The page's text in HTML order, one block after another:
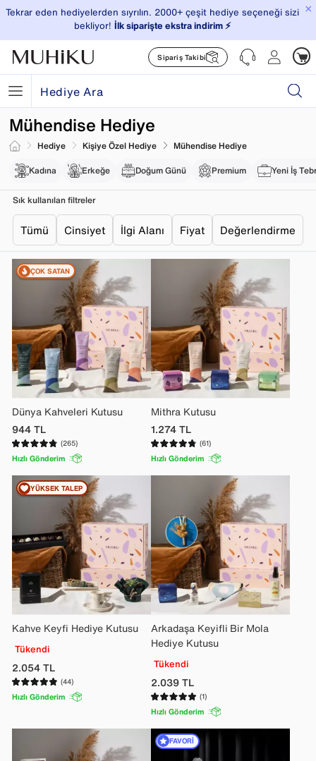
×
Tekrar eden hediyelerden sıyrılın. 2000+ çeşit hediye seçeneği sizi
bekliyor! İlk siparişte ekstra indirim ⚡️
Sipariş Takibi
Hediye Kişiye Özel Hediye Mühendise Hediye
Mühendise Hediye
Kadına Erkeğe Doğum Günü Premium Yeni İş
Sık kullanılan filtreler
Tümü Cinsiyet İlgi Alanı Fiyat Değerlendirme
Dünya Kahveleri Kutusu
944TL
(265)
Hızlı Gönderim
ÇOK SATAN
Mithra Kutusu
1.274TL
(61)
Hızlı Gönderim
Kahve Keyfi Hediye Kutusu
Tükendi
2.054TL
(44)
YÜKSEK TALEP
Hızlı Gönderim
Arkadaşa Keyifli Bir Mola
Hediye Kutusu
Tükendi
2.039TL
(1)
Hızlı Gönderim
FAVORI